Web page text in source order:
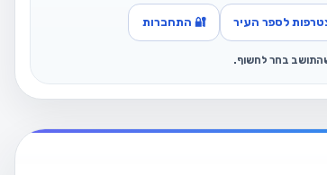
לספר העיר 🔐 התחברות
שהתושב בחר לחשוף.